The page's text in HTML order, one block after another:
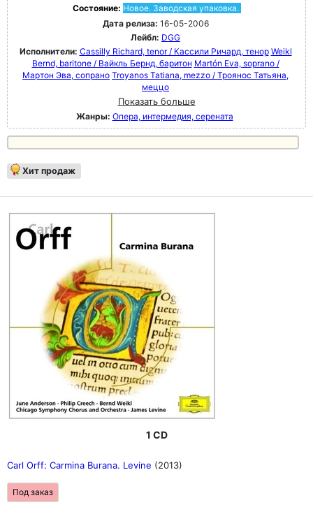
Состояние: Новое. Заводская упаковка.
Дата релиза: 16-05-2006
Лейбл: DGG
Исполнители: Cassilly Richard, tenor / Кассили Ричард, тенор Weikl
Bernd, baritone / Вайкль Бернд, баритон Martón Eva, soprano /
Мартон Эва, сопрано Troyanos Tatiana, mezzo / Троянос Татьяна,
меццо
Показать больше
Жанры: Опера, интермедия, серената
Хит продаж
1 CD
Carl Orff: Carmina Burana. Levine (2013)
Под заказ